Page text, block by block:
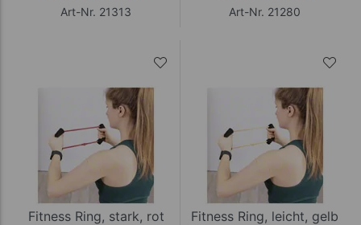
Art-Nr. 21313
Art-Nr. 21280
Fitness Ring, stark, rot Fitness Ring, leicht, gelb